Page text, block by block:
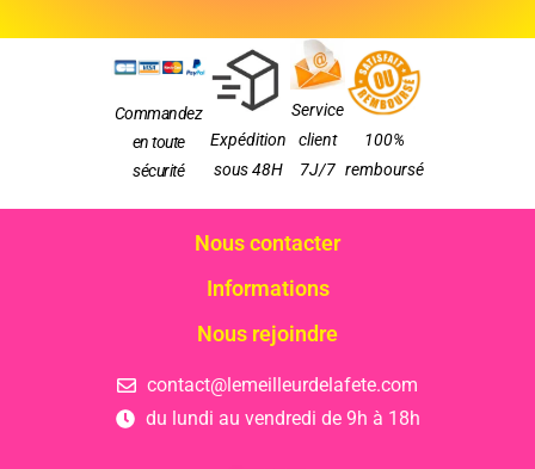
Commandez
en toute
sécurité
Expédition
sous 48H
Service
client
7J/7
100%
remboursé
Nous contacter
Informations
Nous rejoindre
contact@lemeilleurdelafete.com
du lundi au vendredi de 9h à 18h